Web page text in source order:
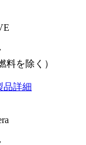
料を除く）
品詳細